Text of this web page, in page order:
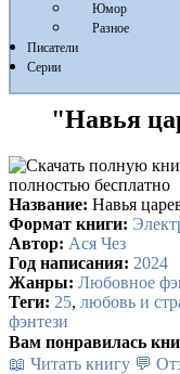
Юмор
Разное
Писатели
Серии
"Навья
Название: Навья
Формат книги:
Автор: Ася Чез
Год написания: 2024
Жанры: Любовное
Теги: 25, любовь и
фэнтези
Вам понравилась
📖 Читать книгу 💬